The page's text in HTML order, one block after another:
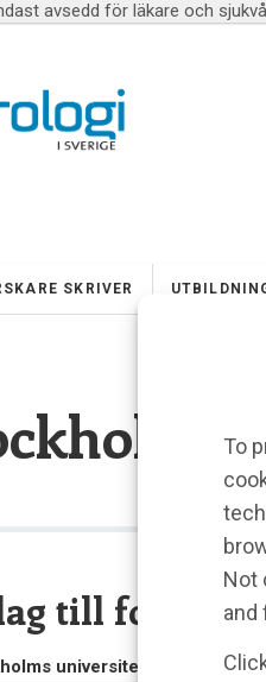
To
Not
and
avsedd för läkare och
SKRIVER
till
universitet